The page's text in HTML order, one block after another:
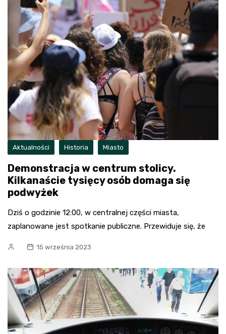
Aktualności Historia Miasto
Demonstracja w centrum stolicy.
Kilkanaście tysięcy osób domaga się
podwyżek
Dziś o godzinie 12:00, w centralnej części miasta,
zaplanowane jest spotkanie publiczne. Przewiduje się, że
15 września 2023